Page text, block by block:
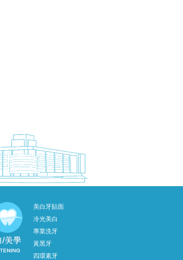
美白牙貼面
冷光美白
專業洗牙
黃黑牙
四環素牙